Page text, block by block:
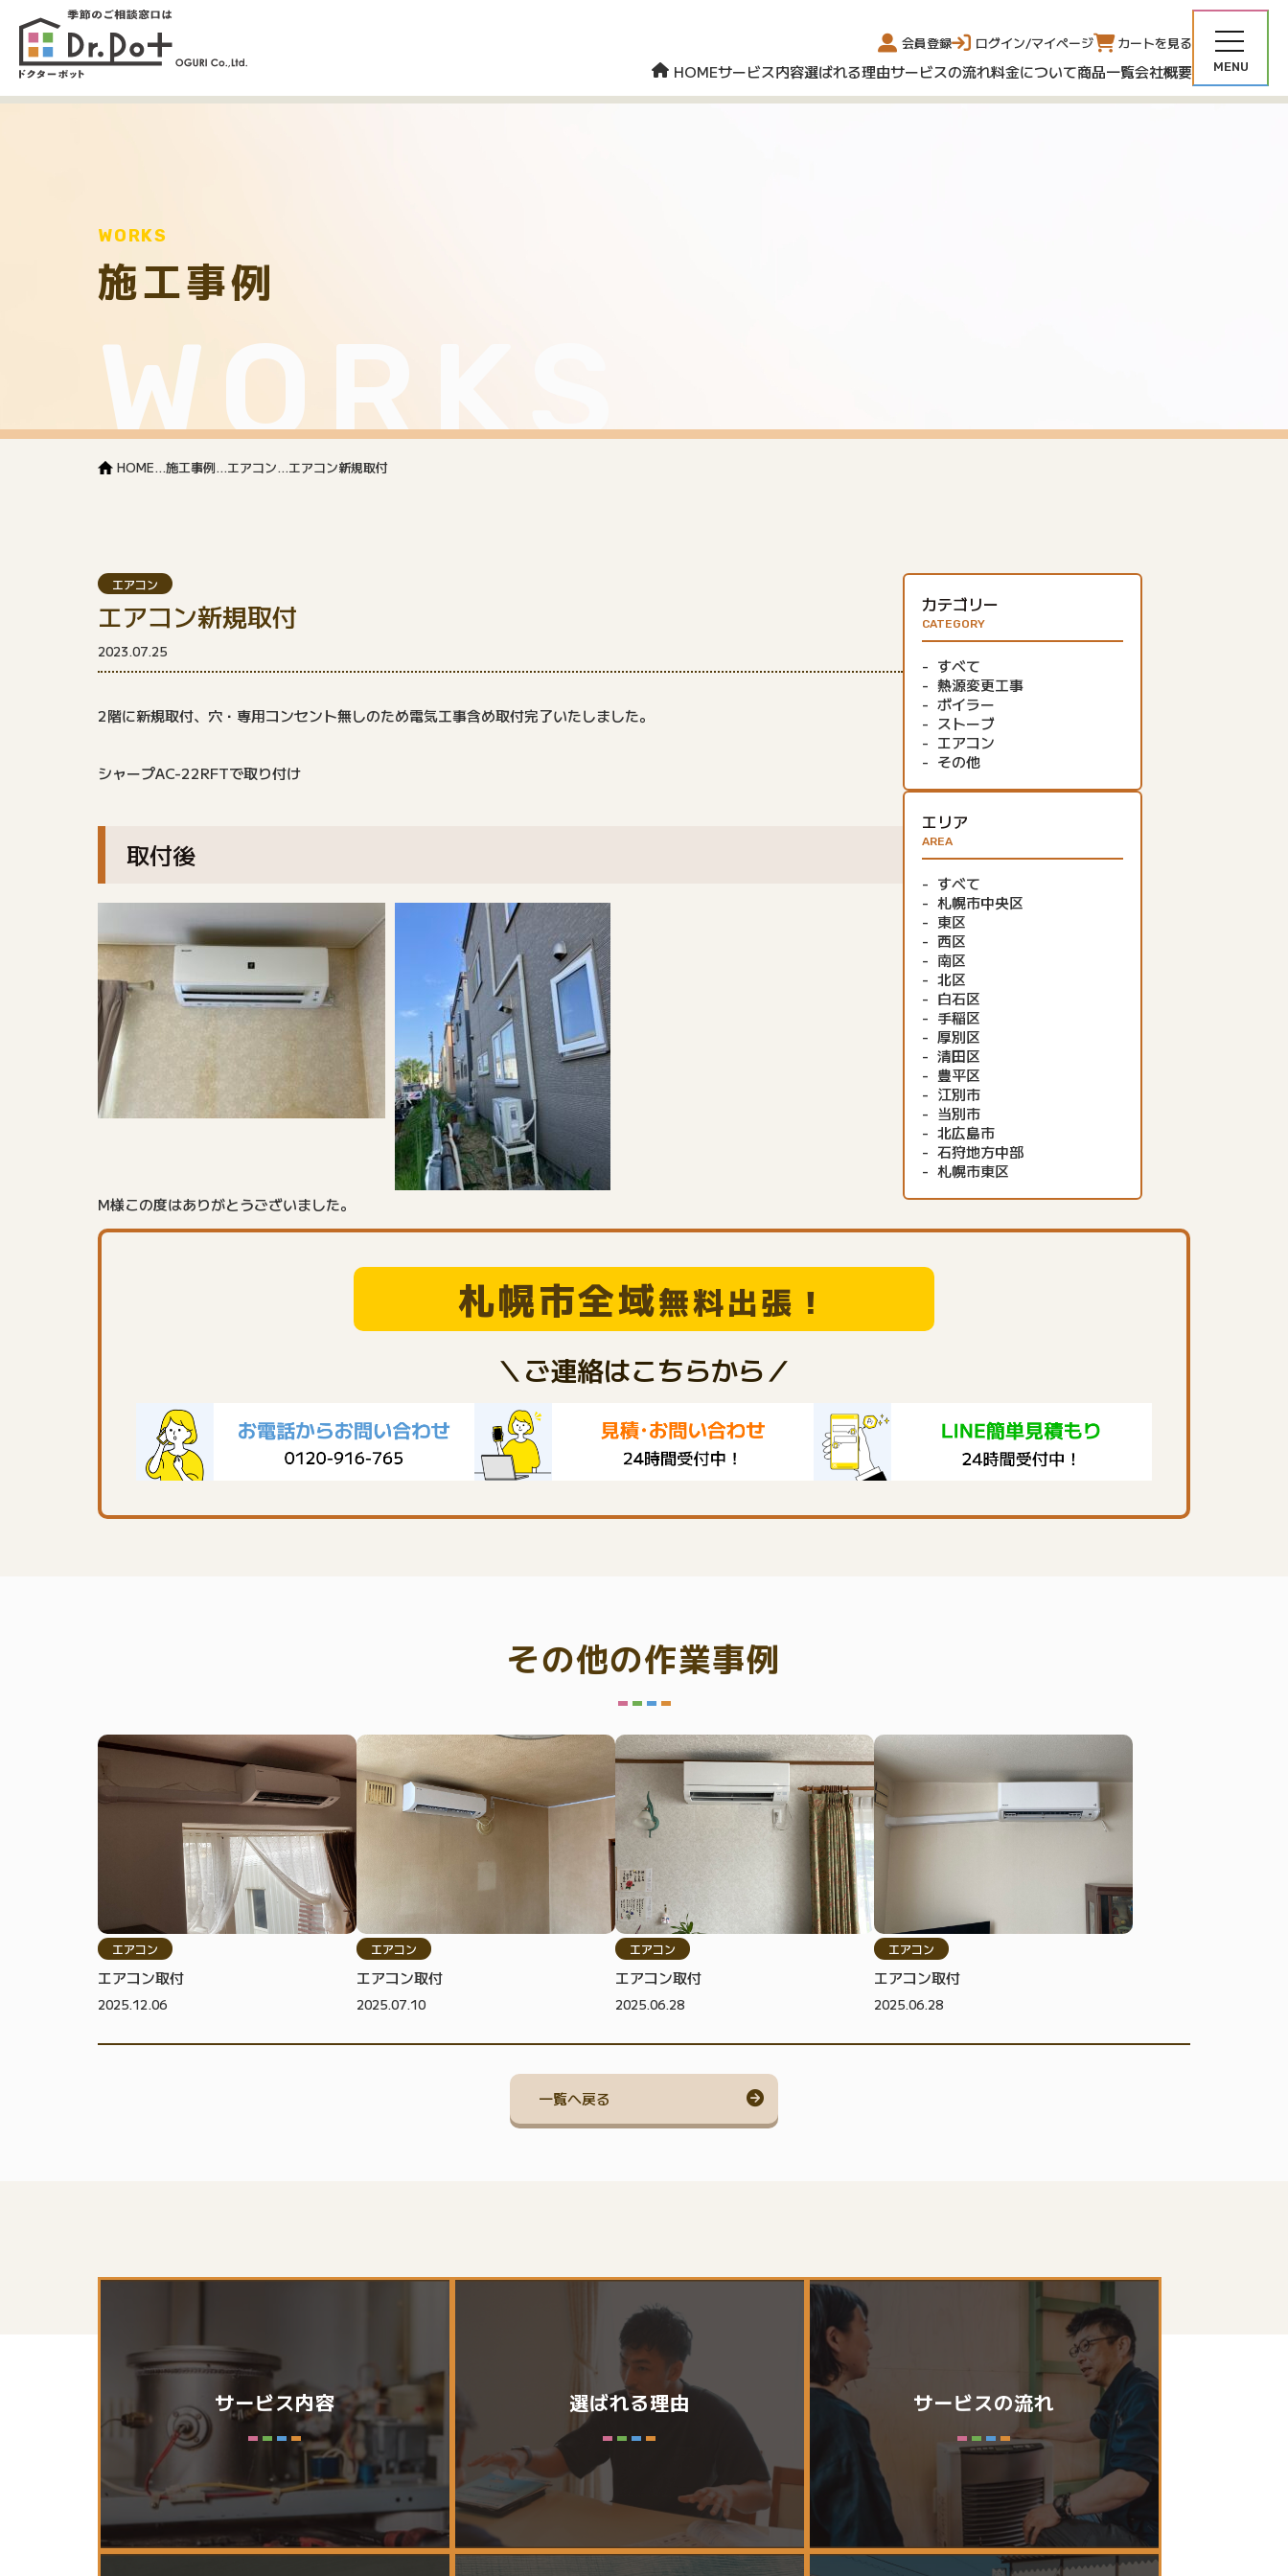
会員登録 ログイン/マイページ カートを見る
HOMEサービス内容選ばれる理由サービスの流れ料金について商品一覧会社概要
WORKS
施工事例
WORKS
HOME...施工事例...エアコン...エアコン新規取付
エアコン
エアコン新規取付
2023.07.25
2階に新規取付、穴・専用コンセント無しのため電気工事含め取付完了いたしました。
シャープAC-22RFTで取り付け
取付後
M様この度はありがとうございました。
カテゴリー
CATEGORY
すべて
熱源変更工事
ボイラー
ストーブ
エアコン
その他
エリア
AREA
すべて
札幌市中央区
東区
西区
南区
北区
白石区
手稲区
厚別区
清田区
豊平区
江別市
当別市
北広島市
石狩地方中部
札幌市東区
札幌市全域無料出張！
＼ご連絡はこちらから／
その他の作業事例
エアコン
エアコン取付
2025.12.06
エアコン
エアコン取付
2025.07.10
エアコン
エアコン取付
2025.06.28
エアコン
エアコン取付
2025.06.28
一覧へ戻る
サービス内容 選ばれる理由 サービスの流れ